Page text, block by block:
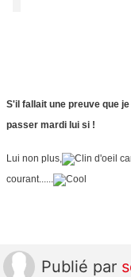
S'il fallait une preuve que
passer mardi lui si !
Lui non plus,
courant......
Publié par